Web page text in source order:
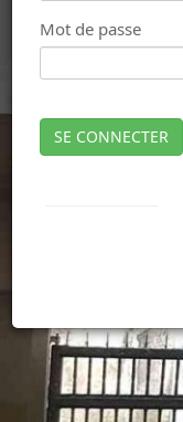
Mot de passe
SE CONNECTER